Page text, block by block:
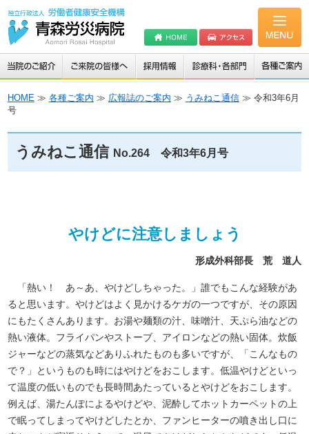
HOME≫ 各種ご案内 ≫ 広報誌のご案内 ≫ うみねこ通信≫ 令和3年6月
号
うみねこ通信 No.264 令和3年6月号
やけどに注意しましょう
形成外科部長 荒 道人
「熱い！ あ～あ、やけどしちゃった。」誰でもこんな経験があ
ると思います。やけどはよく見かけるケガの一つですが、その原因
にもたくさんあります。お湯や麺類の汁、味噌汁、天ぷら油などの
熱い液体。フライパンやストーブ、アイロンなどの熱い固体。炊飯
ジャーなどの蒸気などありふれたものも多いですが、「こんなもの
で？」というものも時にはやけどをおこします。低温やけどといっ
て温度の低いものでも長時間あたっているとやけどをおこします。
例えば、湯たんぽによるやけどや、泥酔してホットカーペットの上
で眠ってしまってやけどしたとか、ファンヒーターの噴き出し口に